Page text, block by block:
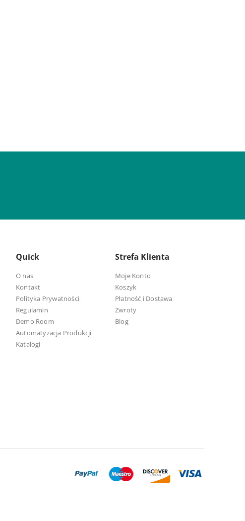
Quick
O nas
Kontakt
Polityka Prywatności
Regulamin
Demo Room
Automatyzacja Produkcji
Katalogi
Strefa Klienta
Moje Konto
Koszyk
Płatność i Dostawa
Zwroty
Blog